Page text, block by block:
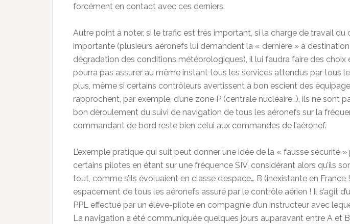
forcément en contact avec ces derniers.
Autre point à noter, si le trafic est très important, si la charge de travail
importante (plusieurs aéronefs lui demandent la « dernière » à
dégradation des conditions météorologiques), il lui faudra faire des choix
pourra pas assurer au même instant tous les services attendus par tous
plus, même si certains contrôleurs avertissent à bon escient des
rapprochent, par exemple, d’une zone P (centrale nucléaire…), ils ne sont
bon déroulement du suivi de navigation de tous les aéronefs sur la
commandant de bord reste bien celui aux commandes de l’aéronef.
L’exemple pratique qui suit peut donner une idée de la « fausse sécurité
certains pilotes en étant sur une fréquence SIV, considérant alors qu’ils
tout, comme s’ils évoluaient en classe d’espace… B (inexistante en France
espacement de tous les aéronefs assuré par le contrôle aérien ! Il s’agit
PPL effectué par un élève-pilote en compagnie d’un instructeur avec
La navigation a été communiquée quelques jours auparavant entre A et